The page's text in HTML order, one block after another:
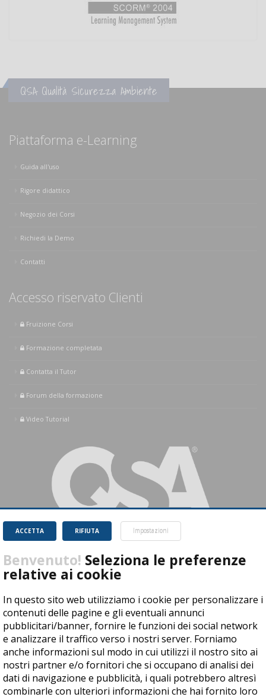
RIFIUTA
ACCETTA Impostazioni
Benvenuto! Seleziona le preferenze
relative ai cookie
In questo sito web utilizziamo i cookie per personalizzare i
contenuti delle pagine e gli eventuali annunci
pubblicitari/banner, fornire le funzioni dei social network
e analizzare il traffico verso i nostri server. Forniamo
anche informazioni sul modo in cui utilizzi il nostro sito ai
nostri partner e/o fornitori che si occupano di analisi dei
dati di navigazione e pubblicità, i quali potrebbero altresì
combinarle con ulteriori informazioni che hai fornito loro
QSA Qualità Sicurezza Ambiente
Piattaforma e-Learning
Guida all'uso
Rigore didattico
Negozio dei Corsi
Richiedi la Demo
Contatti
Accesso riservato Clienti
Fruizione Corsi
Formazione completata
Contatta il Tutor
Forum della formazione
Video Tutorial
QSA S.r.l.
FIEMME (TN)
P.IVA: 01670340221 - Tel. 0461.950720
www.qsa.it
Realizzato con lapiattaforma e-Learning DynDevice LCMS